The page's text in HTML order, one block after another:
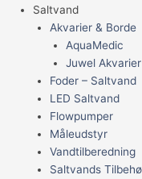
Saltvand
Akvarier & Borde
AquaMedic
Juwel Akvarier
Foder – Saltvand
LED Saltvand
Flowpumper
Måleudstyr
Vandtilberedning
Saltvands